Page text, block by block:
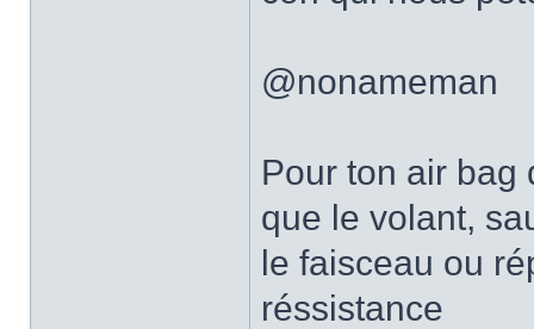
@nonameman
Pour ton air bag
que le volant,
le faisceau ou
réssistance